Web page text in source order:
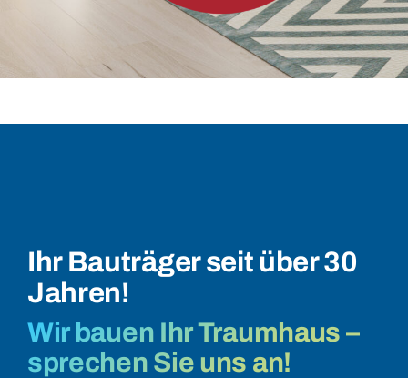
Ihr Bauträger seit über 30
Jahren!
Wir bauen Ihr Traumhaus –
sprechen Sie uns an!